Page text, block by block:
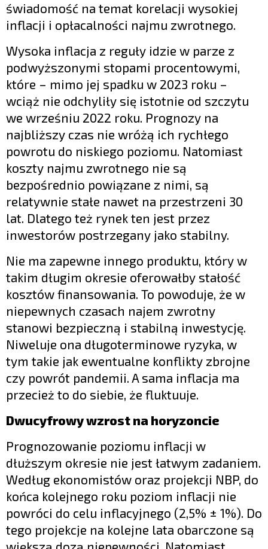
świadomość na temat korelacji wysokiej
inflacji i opłacalności najmu zwrotnego.
Wysoka inflacja z reguły idzie w parze z
podwyższonymi stopami procentowymi,
które – mimo jej spadku w 2023 roku –
wciąż nie odchyliły się istotnie od szczytu
we wrześniu 2022 roku. Prognozy na
najbliższy czas nie wróżą ich rychłego
powrotu do niskiego poziomu. Natomiast
koszty najmu zwrotnego nie są
bezpośrednio powiązane z nimi, są
relatywnie stałe nawet na przestrzeni 30
lat. Dlatego też rynek ten jest przez
inwestorów postrzegany jako stabilny.
Nie ma zapewne innego produktu, który w
takim długim okresie oferowałby stałość
kosztów finansowania. To powoduje, że w
niepewnych czasach najem zwrotny
stanowi bezpieczną i stabilną inwestycję.
Niweluje ona długoterminowe ryzyka, w
tym takie jak ewentualne konflikty zbrojne
czy powrót pandemii. A sama inflacja ma
przecież to do siebie, że fluktuuje.
Dwucyfrowy wzrost na horyzoncie
Prognozowanie poziomu inflacji w
dłuższym okresie nie jest łatwym zadaniem.
Według ekonomistów oraz projekcji NBP, do
końca kolejnego roku poziom inflacji nie
powróci do celu inflacyjnego (2,5% ± 1%). Do
tego projekcje na kolejne lata obarczone są